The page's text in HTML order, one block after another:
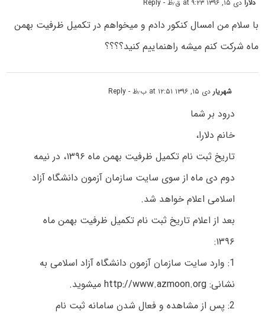
دلارادی ۱۵, ۱۳۹۶ at ۹:۲۳ ق٫ظ - Reply
با سلام من امسال کنکور دادم و میخواهم در تکمیل ظرفیت بهمن
ماه شرکت کنم میشه راهنماییم کنید؟؟؟؟
شهریاردی ۱۵, ۱۳۹۶ at ۱۲:۵۱ ب٫ظ - Reply
درود بر شما
خانم دلارا،
تاریخ ثبت نام تکمیل ظرفیت بهمن ماه ۱۳۹۶، در نیمه
دوم دی ماه از سوی سایت سازمان آزمون دانشگاه آزاد
اسلامی اعلام خواهد شد.
بعد از اعلام تاریخ ثبت نام تکمیل ظرفیت بهمن ماه
۱۳۹۶:
1: وارد سایت سازمان آزمون دانشگاه آزاد اسلامی به
نشانی: http://www.azmoon.orgمیشوید.
2: پس از مشاهده و فعال شدن سامانه ثبت نام